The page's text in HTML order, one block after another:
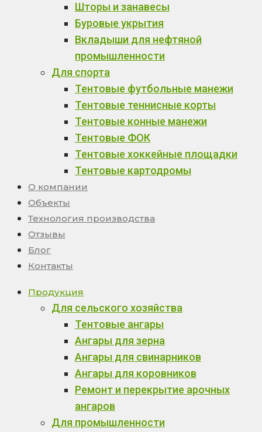
Шторы и занавесы
Буровые укрытия
Вкладыши для нефтяной
промышленности
Для спорта
Тентовые футбольные манежи
Тентовые теннисные корты
Тентовые конные манежи
Тентовые ФОК
Тентовые хоккейные площадки
Тентовые картодромы
О компании
Объекты
Технология производства
Отзывы
Блог
Контакты
Продукция
Для сельского хозяйства
Тентовые ангары
Ангары для зерна
Ангары для свинарников
Ангары для коровников
Ремонт и перекрытие арочных
ангаров
Для промышленности